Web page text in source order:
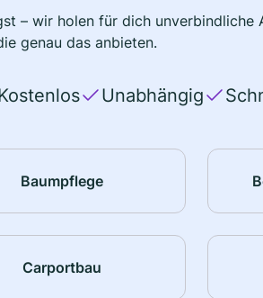
– wir holen für dich
genau das anbieten.
Unabhängig
Baumpflege
Carportbau